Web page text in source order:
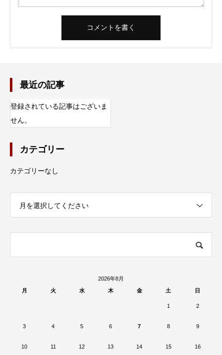
最近の記事
登録されている記事はございま
せん。
カテゴリー
カテゴリーなし
月を選択してください
2026年8月
月
火 水 木 金 土 日
1 2
3 4 5 6 7 8 9
10 11 12 13 14 15 16